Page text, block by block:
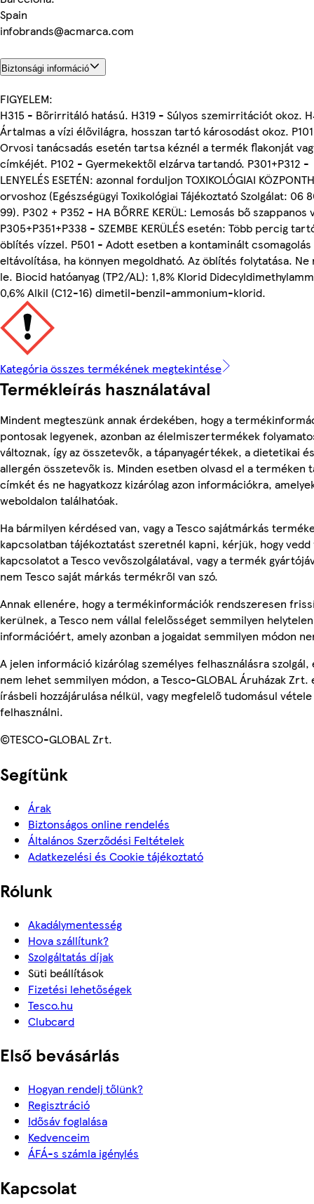
Spain
infobrands@acmarca.com
Biztonsági információ
FIGYELEM:
H315 - Bőrirritáló hatású. H319 - Súlyos szemirritációt okoz.
Ártalmas a vízi élővilágra, hosszan tartó károsodást okoz.
Orvosi tanácsadás esetén tartsa kéznél a termék flakonját
címkéjét. P102 - Gyermekektől elzárva tartandó. P301+P312 -
LENYELÉS ESETÉN: azonnal forduljon TOXIKOLÓGIAI
orvoshoz (Egészségügyi Toxikológiai Tájékoztató Szolgálat: 06
99). P302 + P352 - HA BŐRRE KERÜL: Lemosás bő szappanos
P305+P351+P338 - SZEMBE KERÜLÉS esetén: Több percig
öblítés vízzel. P501 - Adott esetben a kontaminált csomagolás
eltávolítása, ha könnyen megoldható. Az öblítés folytatása. Ne
le. Biocid hatóanyag (TP2/AL): 1,8% Klorid
0,6% Alkil (C12-16) dimetil-benzil-ammonium-klorid.
Kategória összes termékének megtekintése
Termékleírás használatával
Mindent megteszünk annak érdekében, hogy a
pontosak legyenek, azonban az élelmiszertermékek
változnak, így az összetevők, a tápanyagértékek, a dietetikai és
allergén összetevők is. Minden esetben olvasd el a terméken
címkét és ne hagyatkozz kizárólag azon információkra,
weboldalon találhatóak.
Ha bármilyen kérdésed van, vagy a Tesco sajátmárkás
kapcsolatban tájékoztatást szeretnél kapni, kérjük, hogy vedd
kapcsolatot a Tesco vevőszolgálatával, vagy a termék
nem Tesco saját márkás termékről van szó.
Annak ellenére, hogy a termékinformációk rendszeresen
kerülnek, a Tesco nem vállal felelősséget semmilyen helytelen
információért, amely azonban a jogaidat semmilyen módon
A jelen információ kizárólag személyes felhasználásra szolgál,
nem lehet semmilyen módon, a Tesco-GLOBAL Áruházak Zrt.
írásbeli hozzájárulása nélkül, vagy megfelelő tudomásul
felhasználni.
©TESCO-GLOBAL Zrt.
Segítünk
Árak
Biztonságos online rendelés
Általános Szerződési Feltételek
Adatkezelési és Cookie tájékoztató
Rólunk
Akadálymentesség
Hova szállítunk?
Szolgáltatás díjak
Süti beállítások
Fizetési lehetőségek
Tesco.hu
Clubcard
Első bevásárlás
Hogyan rendelj tőlünk?
Regisztráció
Idősáv foglalása
Kedvenceim
ÁFÁ-s számla igénylés
Kapcsolat